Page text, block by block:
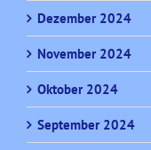
Dezember 2024
November 2024
Oktober 2024
September 2024